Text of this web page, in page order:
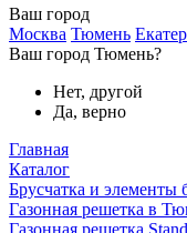
Ваш город
Москва Тюмень
Ваш город Тюмень?
Нет, другой
Да, верно
Главная
Каталог
Брусчатка и элементы
Газонная решетка в
Газонная решетка